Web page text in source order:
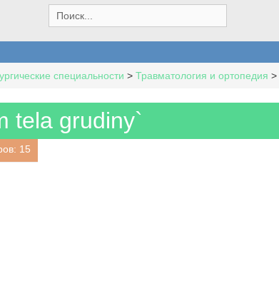
e
a
h
r
:
специальности > Травматология и ортопедия >
tela grudiny`
15